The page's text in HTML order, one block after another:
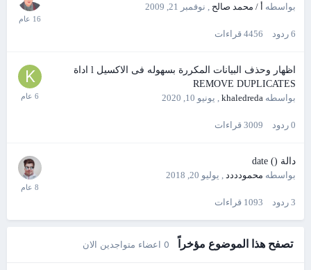
بواسطه أ / محمد صالح, نوفمبر 21, 2009
6 ردود 4456 قراءات
اظهار وحذف البيانات المكررة بسهوله فى الاكسيل l اداة
REMOVE DUPLICATES
بواسطه khaledreda
, يونيو 10, 2020
0 ردود 3009 قراءات
دالة () date
بواسطه محمودددد, يوليو 20, 2018
3 ردود 1093 قراءات
تصفح هذا الموضوع مؤخراً 0 اعضاء متواجدين الان